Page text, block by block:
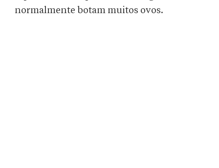
normalmente botam muitos ovos.